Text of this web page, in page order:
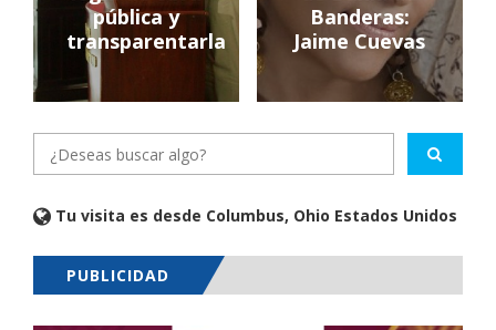
pública y
transparentarla
Banderas:
Jaime Cuevas
Tu visita es desde Columbus, Ohio Estados Unidos
PUBLICIDAD